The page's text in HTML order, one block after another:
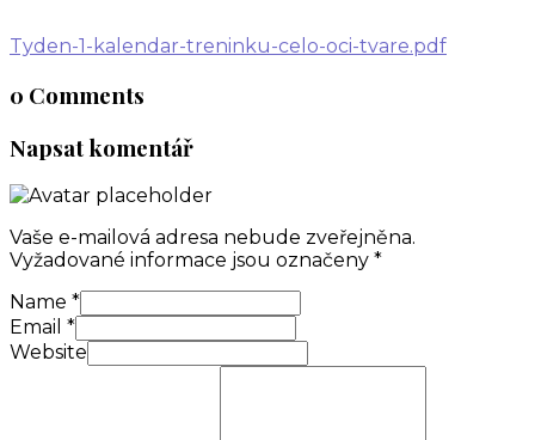
Tyden-1-kalendar-treninku-celo-oci-tvare.pdf
0 Comments
Napsat komentář
Vaše e-mailová adresa nebude zveřejněna.
Vyžadované informace jsou označeny *
Name *
Email *
Website